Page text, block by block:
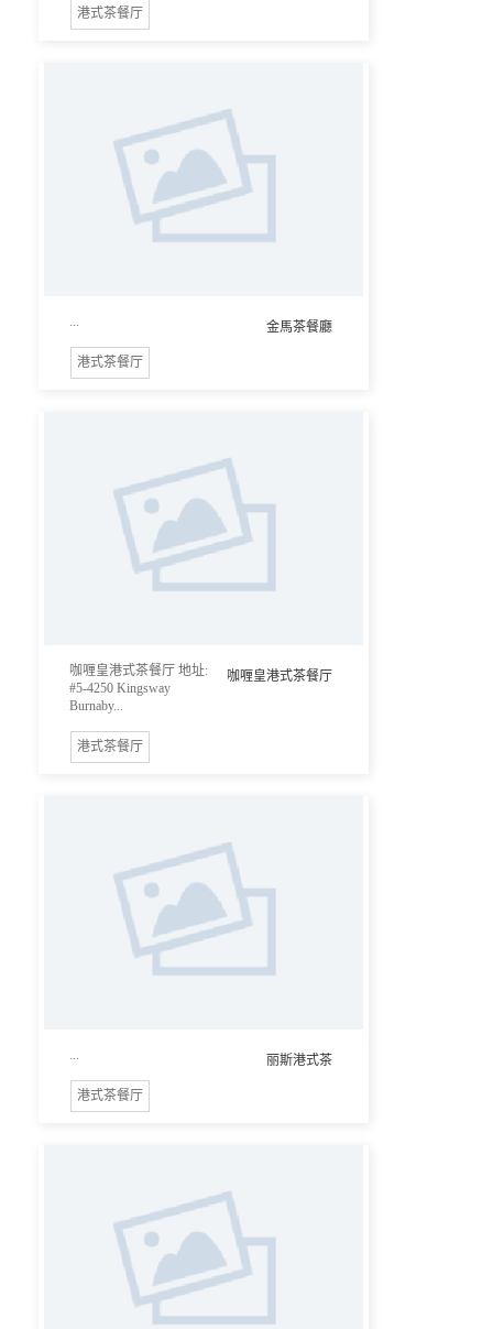
港式茶餐厅
金馬茶餐廳
港式茶餐厅
咖喱皇港式茶餐厅
咖喱皇港式茶餐厅 地址:
#5-4250 Kingsway
Burnaby...
港式茶餐厅
丽斯港式茶
港式茶餐厅